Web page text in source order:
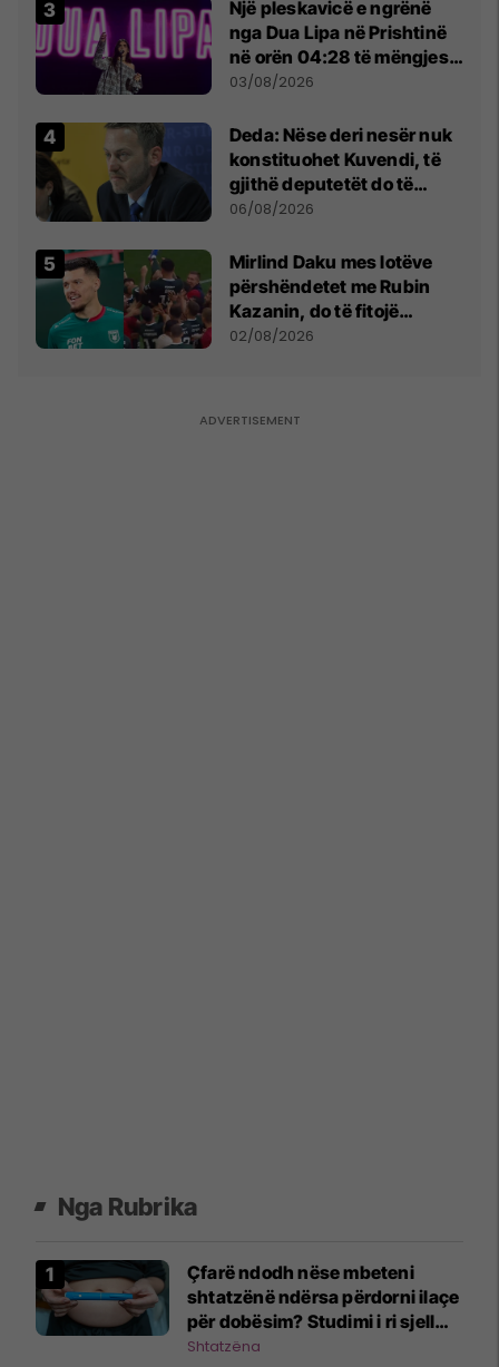
Një pleskavicë e ngrënë
nga Dua Lipa në Prishtinë
në orën 04:28 të mëngjesit
- dhe bota digjitale serbe
03/08/2026
Deda: Nëse deri nesër nuk
konstituohet Kuvendi, të
gjithë deputetët do të
bëjnë shkelje të rëndë
06/08/2026
Mirlind Daku mes lotëve
përshëndetet me Rubin
Kazanin, do të fitojë
miliona te Spartak Moska
02/08/2026
Nga Rubrika
Çfarë ndodh nëse mbeteni
shtatzënë ndërsa përdorni ilaçe
për dobësim? Studimi i ri sjell
përgjigje
Shtatzëna